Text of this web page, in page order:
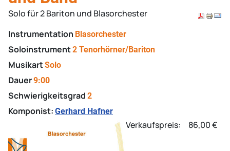
Solo für 2 Bariton und Blasorchester
Instrumentation Blasorchester
Soloinstrument2 Tenorhörner/Bariton
MusikartSolo
Dauer9:00
Schwierigkeitsgrad 2
Komponist: Gerhard Hafner
Verkaufspreis: 86,00 €